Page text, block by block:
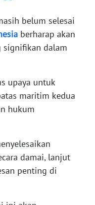
belum selesai
berharap akan
signifikan dalam
upaya untuk
maritim kedua
hukum
damai, lanjut
penting di